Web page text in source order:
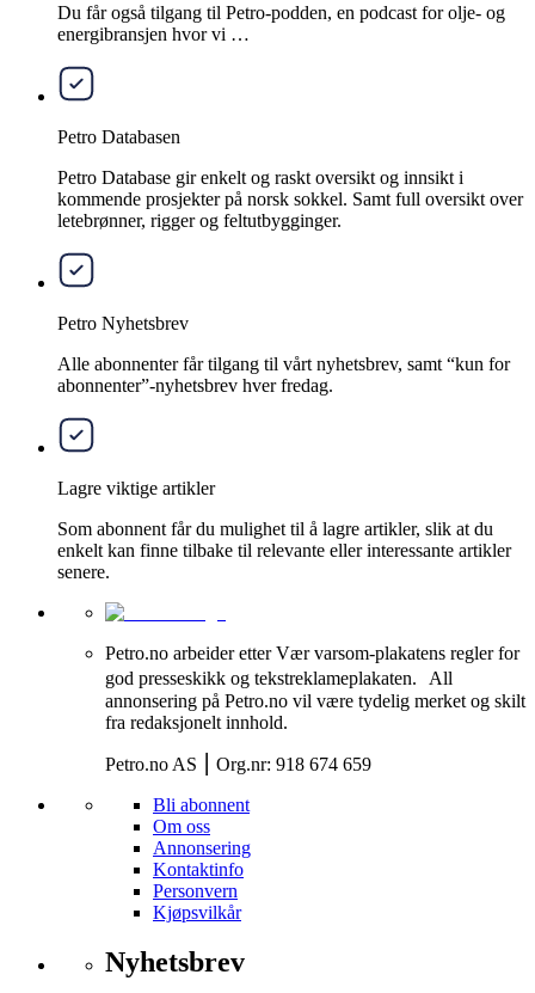
Du får også tilgang til Petro-podden, en podcast for olje- og
energibransjen hvor vi …
Petro Databasen
Petro Database gir enkelt og raskt oversikt og innsikt i
kommende prosjekter på norsk sokkel. Samt full oversikt over
letebrønner, rigger og feltutbygginger.
Petro Nyhetsbrev
Alle abonnenter får tilgang til vårt nyhetsbrev, samt “kun for
abonnenter”-nyhetsbrev hver fredag.
Lagre viktige artikler
Som abonnent får du mulighet til å lagre artikler, slik at du
enkelt kan finne tilbake til relevante eller interessante artikler
senere.
Petro.no arbeider etter Vær varsom-plakatens regler for
god presseskikk og tekstreklameplakaten. All
annonsering på Petro.no vil være tydelig merket og skilt
fra redaksjonelt innhold.
Petro.no AS ⎮ Org.nr: 918 674 659
Bli abonnent
Om oss
Annonsering
Kontaktinfo
Personvern
Kjøpsvilkår
Nyhetsbrev